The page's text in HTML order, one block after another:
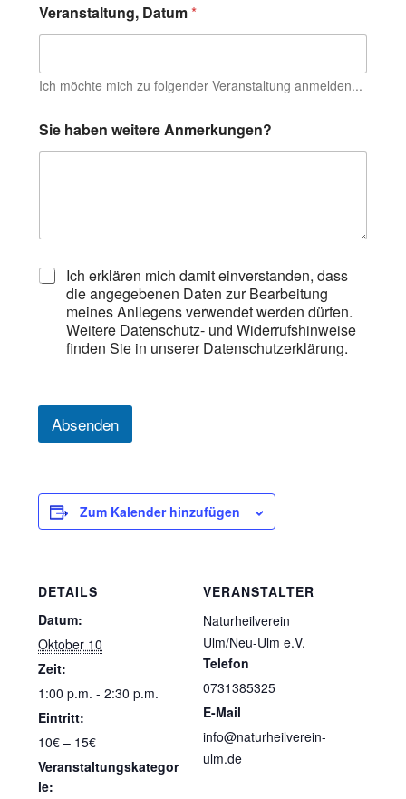
Veranstaltung, Datum*
Ich möchte mich zu folgender Veranstaltung anmelden...
Sie haben weitere Anmerkungen?
D
u
z
Ich erklären mich damit einverstanden, dass
die angegebenen Daten zur Bearbeitung
meines Anliegens verwendet werden dürfen.
Weitere Datenschutz- und Widerrufshinweise
finden Sie in unserer Datenschutzerklärung.
Absenden
Zum Kalender hinzufügen
DETAILS
Datum:
Oktober 10
Zeit:
1:00 p.m. - 2:30 p.m.
Eintritt:
10€ – 15€
Veranstaltungskategor
ie:
VERANSTALTER
Naturheilverein
Ulm/Neu-Ulm e.V.
Telefon
0731385325
E-Mail
info@naturheilverein-
ulm.de